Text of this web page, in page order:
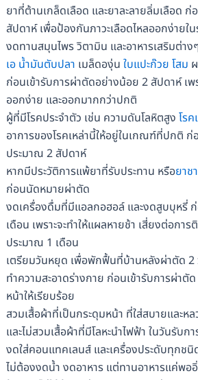
ยาที่ต้านเกล็ดเลือด และยาละลายลิ่มเลือด
สัปดาห์ เพื่อป้องกันภาวะเลือดไหลออกง่ายใ
งดทานสมุนไพร วิตามิน และอาหารเสริมต่า
เอ น้ำมันตับปลา เมล็ดองุ่น ใบแปะก๊วย โสม
ก่อนเข้ารับการผ่าตัดอย่างน้อย 2 สัปดาห์ เพ
ออกง่าย และออกมากกว่าปกติ
ผู้ที่มีโรคประจำตัว เช่น ความดันโลหิตสูง โรค
อาการของโรคเหล่านี้ให้อยู่ในเกณฑ์ที่ปกติ
ประมาณ 2 สัปดาห์
หากมีประวัติการแพ้ยาที่รับประทาน หรือยาชา
ก่อนนัดหมายผ่าตัด
งดเครื่องดื่มที่มีแอลกอฮอล์ และงดสูบบุหรี่
เดือน เพราะจะทำให้แผลหายช้า เสี่ยงต่อกา
ประมาณ 1 เดือน
เตรียมวันหยุด เพื่อพักฟื้นที่บ้านหลังผ่าตัด 2
ทำความสะอาดร่างกาย ก่อนเข้ารับการผ่าตั
หน้าให้เรียบร้อย
สวมเสื้อผ้าที่เป็นกระดุมหน้า ที่ใส่สบายและห
และไม่สวมเสื้อผ้าที่มีโลหะนำไฟฟ้า ในวันรับก
งดใส่คอนแทคเลนส์ และเครื่องประดับทุกช
ไม่ต้องงดน้ำ งดอาหาร แต่ทานอาหารแค่พอ